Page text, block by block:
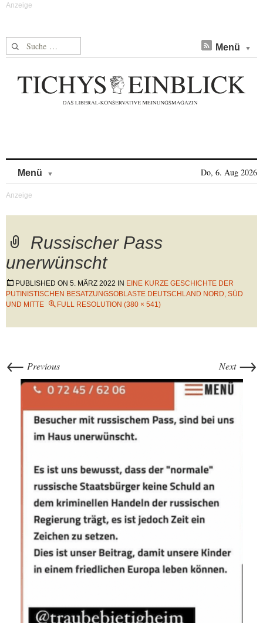
Suche nach: Menü
Menü Do, 6. Aug 2026
Russischer Pass
unerwünscht
PUBLISHED ON 5. MÄRZ 2022 IN EINE KURZE GESCHICHTE DER
PUTINISTISCHEN BESATZUNGSOBLASTE DEUTSCHLAND NORD, SÜD
UND MITTE
FULL RESOLUTION (380 × 541)
← Previous Next →